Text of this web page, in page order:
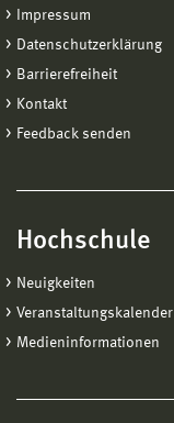
Impressum
Datenschutzerklärung
Barrierefreiheit
Kontakt
Feedback senden
Hochschule
Neuigkeiten
Veranstaltungskalender
Medieninformationen